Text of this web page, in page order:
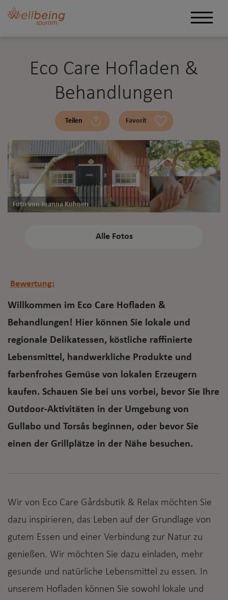
Eco Care Hofladen &
Behandlungen
Teilen Favorit
Foto von Joanna Kohnen
Alle Fotos
Bewertung:
Willkommen im Eco Care Hofladen &
Behandlungen! Hier können Sie lokale und
regionale Delikatessen, köstliche raffinierte
Lebensmittel, handwerkliche Produkte und
farbenfrohes Gemüse von lokalen Erzeugern
kaufen. Schauen Sie bei uns vorbei, bevor Sie Ihre
Outdoor-Aktivitäten in der Umgebung von
Gullabo und Torsås beginnen, oder bevor Sie
einen der Grillplätze in der Nähe besuchen.
Wir von Eco Care Gårdsbutik & Relax möchten Sie
dazu inspirieren, das Leben auf der Grundlage von
gutem Essen und einer Verbindung zur Natur zu
genießen. Wir möchten Sie dazu einladen, mehr
gesunde und natürliche Lebensmittel zu essen. In
unserem Hofladen können Sie sowohl lokale und